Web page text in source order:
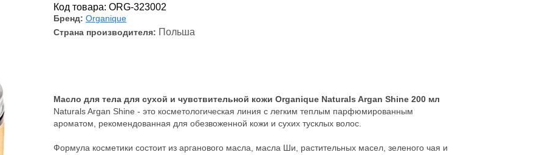
Код товара: ORG-323002
Бренд: Organique
Страна производителя: Польша
Масло для тела для сухой и чувствительной кожи Organique Naturals Argan Shine 200 мл
Naturals Argan Shine - это косметологическая линия с легким теплым парфюмированным
ароматом, рекомендованная для обезвоженной кожи и сухих тусклых волос.
Формула косметики состоит из арганового масла, масла Ши, растительных масел, зеленого чая и